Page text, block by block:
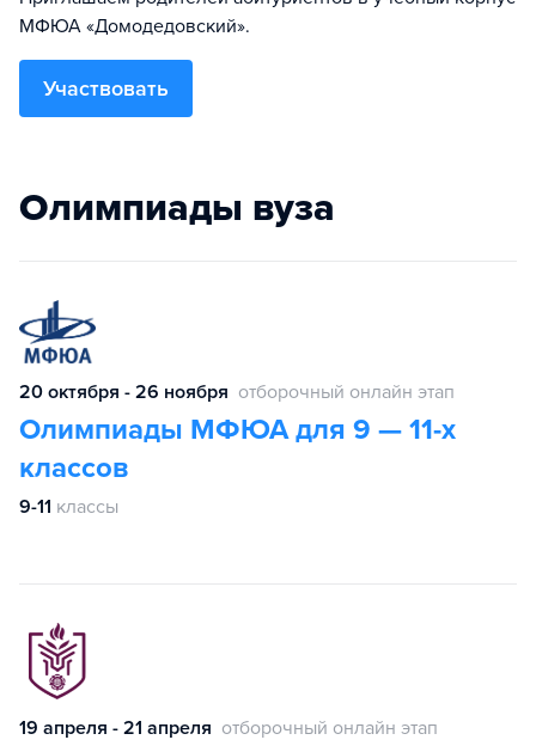
МФЮА «Домодедовский».
Участвовать
Олимпиады вуза
20 октября - 26 ноября отборочный онлайн этап
Олимпиады МФЮА для 9 — 11-х
классов
9-11 классы
19 апреля - 21 апреля отборочный онлайн этап